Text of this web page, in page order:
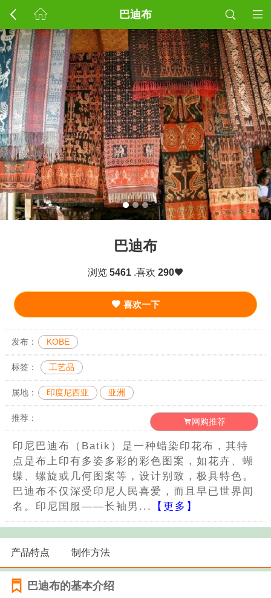
巴迪布
巴迪布
浏览 5461.喜欢 290
喜欢一下
发布： KOBE
标签： 工艺品
属地： 印度尼西亚 亚洲
推荐： 网购推荐
印尼巴迪布（Batik）是一种蜡染印花布，其特
点是布上印有多姿多彩的彩色图案，如花卉、蝴
蝶、螺旋或几何图案等，设计别致，极具特色。
巴迪布不仅深受印尼人民喜爱，而且早已世界闻
名。印尼国服——长袖男...
【更多】
产品特点 制作方法
巴迪布的基本介绍